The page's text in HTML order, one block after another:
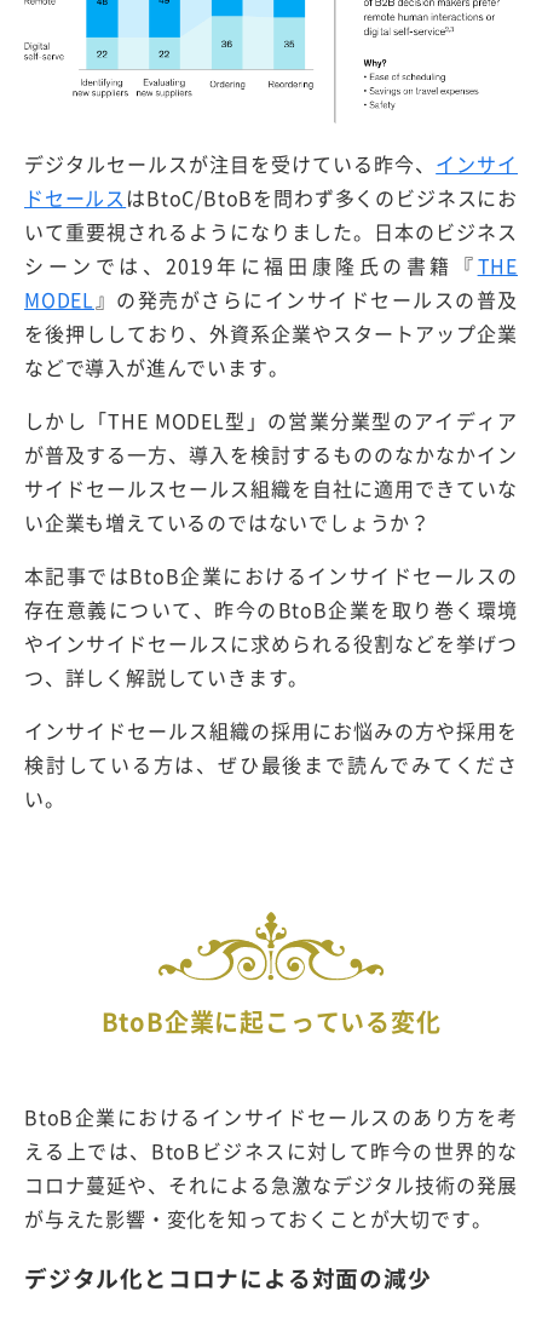
デジタルセールスが注目を受けている昨今、 インサイ
ドセールスはBtoC/BtoBを問わず多くのビジネスにお
いて重要視されるようになりました。日本のビジネス
シーンでは、2019年に福田康隆氏の書籍『THE
MODEL』の発売がさらにインサイドセールスの普及
を後押ししており、外資系企業やスタートアップ企業
などで導入が進んでいます。
しかし「THE MODEL型」の営業分業型のアイディア
が普及する一方、導入を検討するもののなかなかイン
サイドセールスセールス組織を自社に適用できていな
い企業も増えているのではないでしょうか？
本記事ではBtoB企業におけるインサイドセールスの
存在意義について、昨今のBtoB企業を取り巻く環境
やインサイドセールスに求められる役割などを挙げつ
つ、詳しく解説していきます。
インサイドセールス組織の採用にお悩みの方や採用を
検討している方は、ぜひ最後まで読んでみてくださ
い。
BtoB企業に起こっている変化
BtoB企業におけるインサイドセールスのあり方を考
える上では、BtoBビジネスに対して昨今の世界的な
コロナ蔓延や、それによる急激なデジタル技術の発展
が与えた影響・変化を知っておくことが大切です。
デジタル化とコロナによる対面の減少